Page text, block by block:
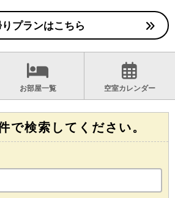
プランはこちら
お部屋一覧 空室カレンダー
で検索してください。